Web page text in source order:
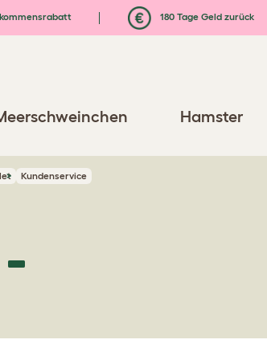
180 Tage Geld zurück
Hamster
Kundenservice